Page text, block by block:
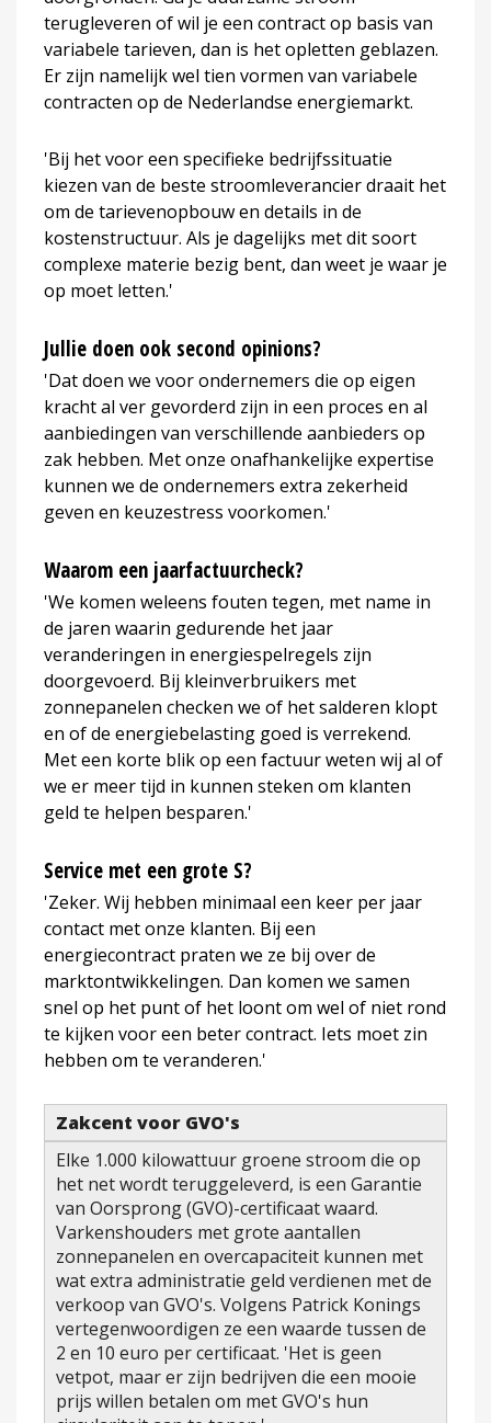
terugleveren of wil je een contract op basis van
variabele tarieven, dan is het opletten geblazen.
Er zijn namelijk wel tien vormen van variabele
contracten op de Nederlandse energiemarkt.
'Bij het voor een specifieke bedrijfssituatie
kiezen van de beste stroomleverancier draait het
om de tarievenopbouw en details in de
kostenstructuur. Als je dagelijks met dit soort
complexe materie bezig bent, dan weet je waar je
op moet letten.'
Jullie doen ook second opinions?
'Dat doen we voor ondernemers die op eigen
kracht al ver gevorderd zijn in een proces en al
aanbiedingen van verschillende aanbieders op
zak hebben. Met onze onafhankelijke expertise
kunnen we de ondernemers extra zekerheid
geven en keuzestress voorkomen.'
Waarom een jaarfactuurcheck?
'We komen weleens fouten tegen, met name in
de jaren waarin gedurende het jaar
veranderingen in energiespelregels zijn
doorgevoerd. Bij kleinverbruikers met
zonnepanelen checken we of het salderen klopt
en of de energiebelasting goed is verrekend.
Met een korte blik op een factuur weten wij al of
we er meer tijd in kunnen steken om klanten
geld te helpen besparen.'
Service met een grote S?
'Zeker. Wij hebben minimaal een keer per jaar
contact met onze klanten. Bij een
energiecontract praten we ze bij over de
marktontwikkelingen. Dan komen we samen
snel op het punt of het loont om wel of niet rond
te kijken voor een beter contract. Iets moet zin
hebben om te veranderen.'
Zakcent voor GVO's
Elke 1.000 kilowattuur groene stroom die op
het net wordt teruggeleverd, is een Garantie
van Oorsprong (GVO)-certificaat waard.
Varkenshouders met grote aantallen
zonnepanelen en overcapaciteit kunnen met
wat extra administratie geld verdienen met de
verkoop van GVO's. Volgens Patrick Konings
vertegenwoordigen ze een waarde tussen de
2 en 10 euro per certificaat. 'Het is geen
vetpot, maar er zijn bedrijven die een mooie
prijs willen betalen om met GVO's hun